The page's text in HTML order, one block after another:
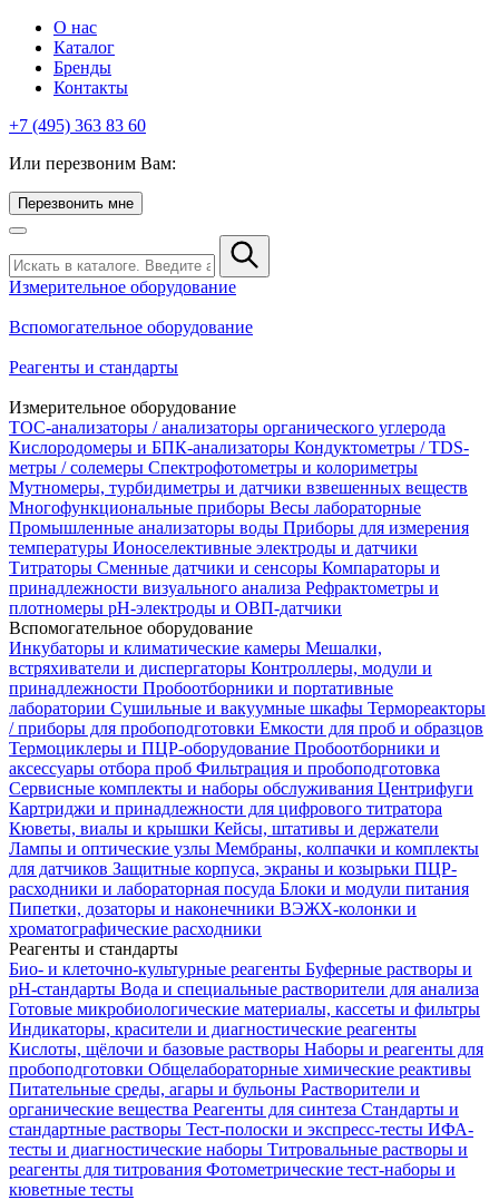
О нас
Каталог
Бренды
Контакты
+7 (495) 363 83 60
Или перезвоним Вам:
Перезвонить мне
Измерительное оборудование
Вспомогательное оборудование
Реагенты и стандарты
Измерительное оборудование
TOC-анализаторы / анализаторы органического углерода
Кислородомеры и БПК-анализаторы Кондуктометры / TDS-
метры / солемеры Спектрофотометры и колориметры
Мутномеры, турбидиметры и датчики взвешенных веществ
Многофункциональные приборы Весы лабораторные
Промышленные анализаторы воды Приборы для измерения
температуры Ионоселективные электроды и датчики
Титраторы Сменные датчики и сенсоры Компараторы и
принадлежности визуального анализа Рефрактометры и
плотномеры pH-электроды и ОВП-датчики
Вспомогательное оборудование
Инкубаторы и климатические камеры Мешалки,
встряхиватели и диспергаторы Контроллеры, модули и
принадлежности Пробоотборники и портативные
лаборатории Сушильные и вакуумные шкафы Термореакторы
/ приборы для пробоподготовки Емкости для проб и образцов
Термоциклеры и ПЦР-оборудование Пробоотборники и
аксессуары отбора проб Фильтрация и пробоподготовка
Сервисные комплекты и наборы обслуживания Центрифуги
Картриджи и принадлежности для цифрового титратора
Кюветы, виалы и крышки Кейсы, штативы и держатели
Лампы и оптические узлы Мембраны, колпачки и комплекты
для датчиков Защитные корпуса, экраны и козырьки ПЦР-
расходники и лабораторная посуда Блоки и модули питания
Пипетки, дозаторы и наконечники ВЭЖХ-колонки и
хроматографические расходники
Реагенты и стандарты
Био- и клеточно-культурные реагенты Буферные растворы и
pH-стандарты Вода и специальные растворители для анализа
Готовые микробиологические материалы, кассеты и фильтры
Индикаторы, красители и диагностические реагенты
Кислоты, щёлочи и базовые растворы Наборы и реагенты для
пробоподготовки Общелабораторные химические реактивы
Питательные среды, агары и бульоны Растворители и
органические вещества Реагенты для синтеза Стандарты и
стандартные растворы Тест-полоски и экспресс-тесты ИФА-
тесты и диагностические наборы Титровальные растворы и
реагенты для титрования Фотометрические тест-наборы и
кюветные тесты